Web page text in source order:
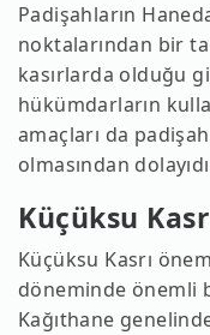
Padişahların
noktalarından bir
kasırlarda olduğu
hükümdarların
amaçları da
olmasından
Küçüksu
Küçüksu Kasrı
döneminde önemli
Kağıthane